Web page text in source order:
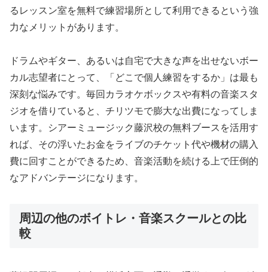
るレッスン室を無料で練習場所として利用できるという強
力なメリットがあります。
ドラムやギター、あるいは自宅で大きな声を出せないボー
カル志望者にとって、「どこで個人練習をするか」は最も
深刻な悩みです。毎回カラオケボックスや有料の音楽スタ
ジオを借りていると、チリツモで膨大な出費になってしま
います。シアーミュージック藤沢校の無料ブースを活用す
れば、その浮いたお金をライブのチケット代や機材の購入
費に回すことができるため、音楽活動を続ける上で圧倒的
なアドバンテージになります。
周辺の他のボイトレ・音楽スクールとの比
較